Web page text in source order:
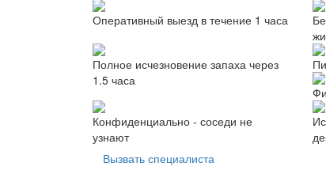
Оперативный выезд в течение 1 часа
Полное исчезновение запаха через
1.5 часа
Конфиденциально - соседи не
узнают
Вызвать специалиста